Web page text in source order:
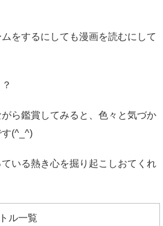
をするにしても漫画を読むにして
ら鑑賞してみると、色々と気づか
す(^_^)
いる熱き心を掘り起こしおてくれ
ル一覧